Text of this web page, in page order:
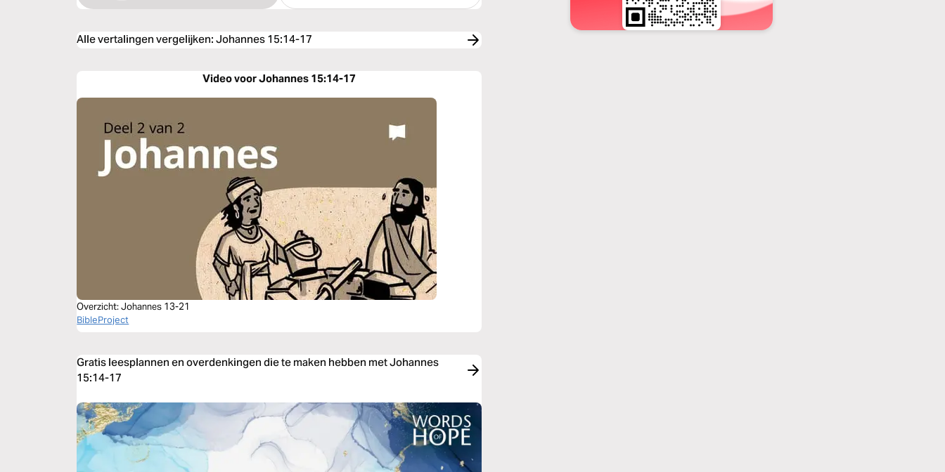
Alle vertalingen vergelijken:Johannes 15:14-17
Video voor Johannes 15:14-17
Overzicht: Johannes 13-21
BibleProject
Gratis leesplannen en overdenkingen die te maken hebben met Johannes
15:14-17